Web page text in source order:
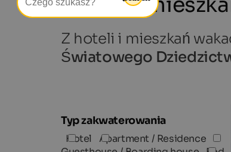
Z hoteli i mieszkań
Światowego
Typ zakwaterowania
Hotel
Apartment / Residence